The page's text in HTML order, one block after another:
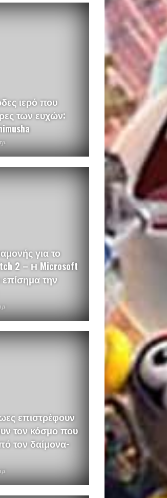
ιερό που
των ευχών:
για το
2 – Η Microsoft
επίσημα την
επιστρέφουν
τον κόσμο που
τον δαίμονα-